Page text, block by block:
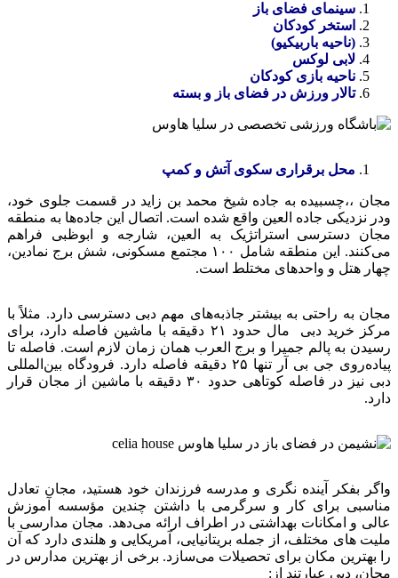
سینمای فضای باز
استخر کودکان
(ناحیه باربیکیو)
لابی لوکس
ناحیه بازی کودکان
تالار ورزش در فضای باز و بسته
محل برقراری سکوی آتش و کمپ
مجان ،،چسبیده به جاده شیخ محمد بن زاید در قسمت جلوی خود،
ودر نزدیکی جاده العین واقع شده است. اتصال این جاده‌ها به منطقه
مجان دسترسی استراتژیک به العین، شارجه و ابوظبی فراهم
می‌کنند. این منطقه شامل ۱۰۰ مجتمع مسکونی، شش برج نمادین،
چهار هتل و واحدهای مختلط است.
مجان به راحتی به بیشتر جاذبه‌های مهم دبی دسترسی دارد. مثلاً با
مرکز خرید دبی مال حدود ۲۱ دقیقه با ماشین فاصله دارد، برای
رسیدن به پالم جمیرا و برج العرب همان زمان لازم است. فاصله تا
پیاده‌روی جی بی آر تنها ۲۵ دقیقه فاصله دارد. فرودگاه بین‌المللی
دبی نیز در فاصله کوتاهی حدود ۳۰ دقیقه با ماشین از مجان قرار
دارد.
واگر بفکر آینده نگری و مدرسه فرزندان خود هستید، مجان تعادل
مناسبی برای کار و سرگرمی با داشتن چندین مؤسسه آموزش
عالی و امکانات بهداشتی در اطراف ارائه می‌دهد. مجان مدارسی با
ملیت های مختلف، از جمله بریتانیایی، آمریکایی و هلندی دارد که آن
را بهترین مکان برای تحصیلات می‌سازد. برخی از بهترین مدارس در
مجان، دبی عبارتند از: